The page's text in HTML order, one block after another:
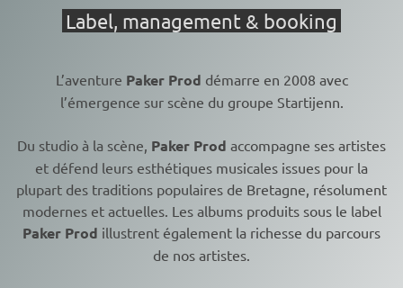
Label, management & booking
L’aventure Paker Prod démarre en 2008 avec
l’émergence sur scène du groupe Startijenn.
Du studio à la scène, Paker Prod accompagne ses artistes
et défend leurs esthétiques musicales issues pour la
plupart des traditions populaires de Bretagne, résolument
modernes et actuelles. Les albums produits sous le label
Paker Prod illustrent également la richesse du parcours
de nos artistes.